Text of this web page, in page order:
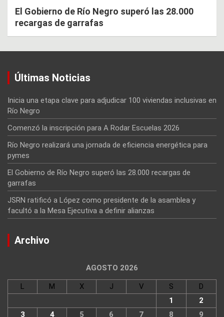
El Gobierno de Río Negro superó las 28.000
recargas de garrafas
Últimas Noticias
Inicia una etapa clave para adjudicar 100 viviendas inclusivas en
Río Negro
Comenzó la inscripción para A Rodar Escuelas 2026
Río Negro realizará una jornada de eficiencia energética para
pymes
El Gobierno de Río Negro superó las 28.000 recargas de
garrafas
JSRN ratificó a López como presidente de la asamblea y
facultó a la Mesa Ejecutiva a definir alianzas
Archivo
AGOSTO 2026
L M X J V S
D
1
2
3
4 5 6 7 8
9